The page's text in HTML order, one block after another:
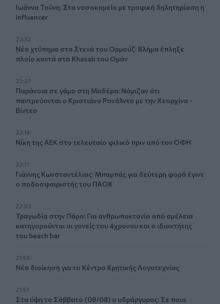
Ιωάννα Τούνη: Στο νοσοκομείο με τροφική δηλητηρίαση η
influencer
22:32
Νέο χτύπημα στα Στενά του Ορμούζ: Βλήμα έπληξε
πλοίο κοντά στο Khasab του Ομάν
22:27
Παράνοια σε γάμο στη Μαδέρα: Νόμιζαν ότι
παντρεύονται ο Κριστιάνο Ρονάλντο με την Χεορχίνα -
Βίντεο
22:14
Nίκη της ΑΕΚ στο τελευταίο φιλικό πριν από τον ΟΦΗ
22:11
Γιάννης Κωνσταντέλιας: Μπαμπάς για δεύτερη φορά έγινε
ο ποδοσφαιριστής του ΠΑΟΚ
22:03
Τραγωδία στην Πάρο: Για ανθρωποκτονία από αμέλεια
κατηγορούνται οι γονείς του 4χρονου και ο ιδιοκτήτης
του beach bar
21:56
Νέα διοίκηση για το Κέντρο Κρητικής Λογοτεχνίας
21:51
Στα ύψη το Σάββατο (08/08) ο υδράργυρος: Σε ποια